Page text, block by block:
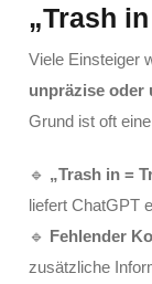
„Trash
Viele Einsteiger
unpräzise oder
Grund ist oft
🔹 „Trash in =
liefert ChatGPT
🔹 Fehlender
zusätzliche